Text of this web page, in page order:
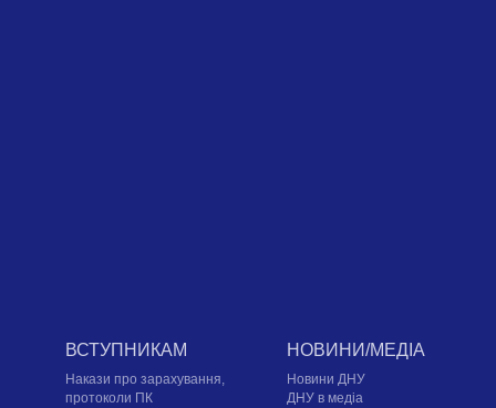
ВСТУПНИКАМ
Накази про зарахування,
протоколи ПК
НОВИНИ/МЕДІА
Новини ДНУ
ДНУ в медіа